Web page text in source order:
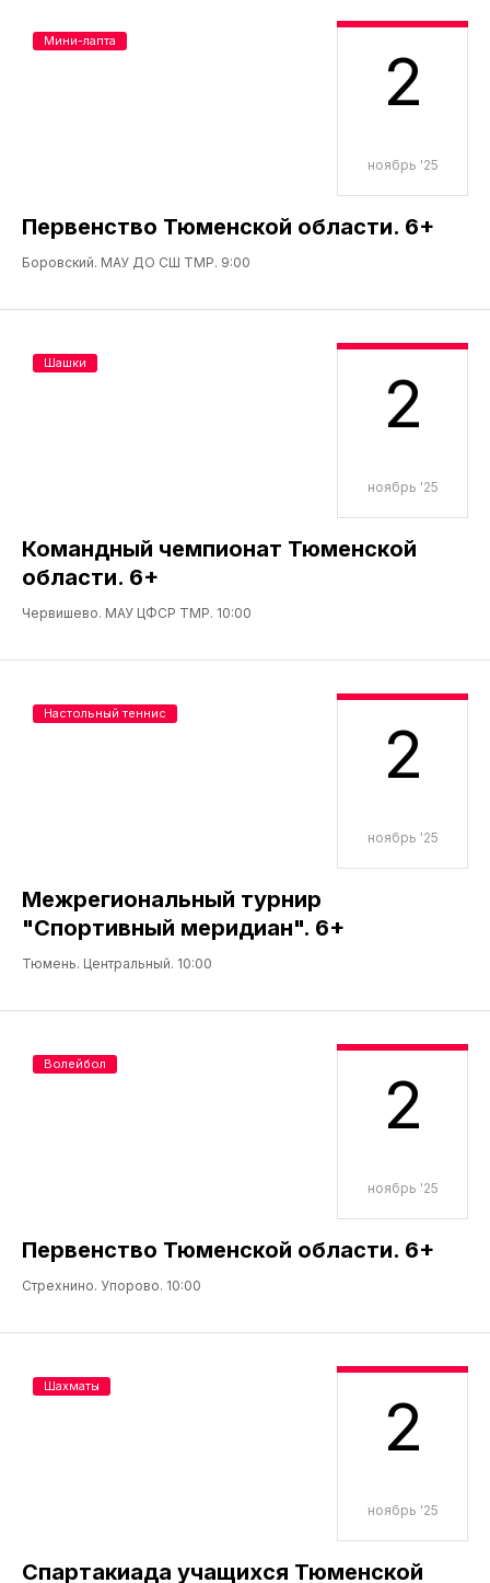
2
ноябрь '25
Первенство Тюменской области. 6+
Боровский. МАУ ДО СШ ТМР. 9:00
Мини-лапта
2
ноябрь '25
Командный чемпионат Тюменской
области. 6+
Червишево. МАУ ЦФСР ТМР. 10:00
Шашки
2
ноябрь '25
Межрегиональный турнир
"Спортивный меридиан". 6+
Тюмень. Центральный. 10:00
Настольный теннис
2
ноябрь '25
Первенство Тюменской области. 6+
Стрехнино. Упорово. 10:00
Волейбол
2
ноябрь '25
Спартакиада учащихся Тюменской
Шахматы